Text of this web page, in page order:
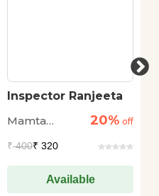
Inspector Ranjeeta
Mamta
20% off
₹400₹ 320
Available